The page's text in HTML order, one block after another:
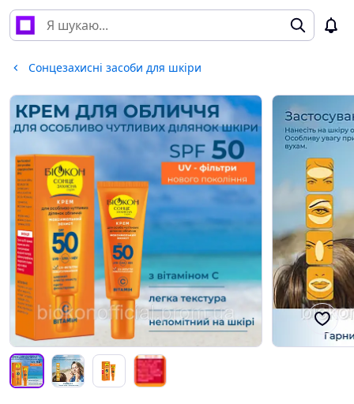
Сонцезахисні засоби для шкіри